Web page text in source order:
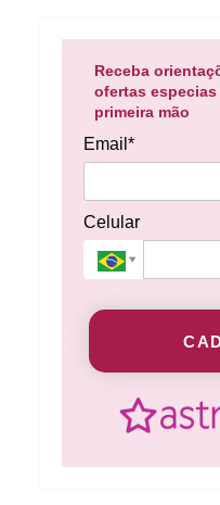
Receba
ofertas
primeira mão
Email*
Celular